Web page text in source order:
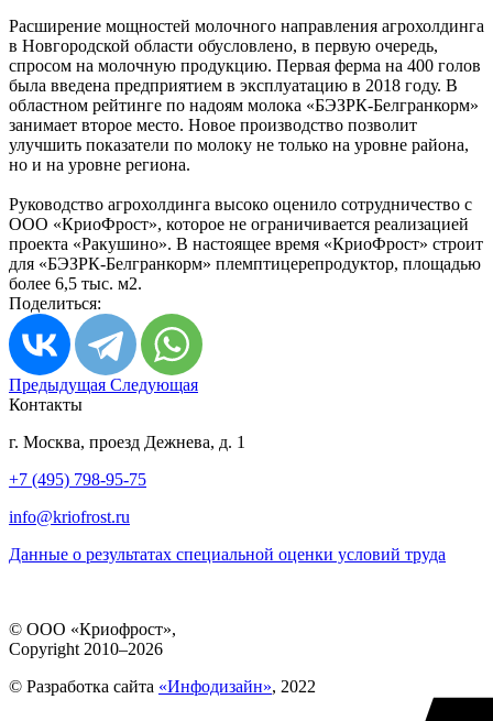
Расширение мощностей молочного направления агрохолдинга
в Новгородской области обусловлено, в первую очередь,
спросом на молочную продукцию. Первая ферма на 400 голов
была введена предприятием в эксплуатацию в 2018 году. В
областном рейтинге по надоям молока «БЭЗРК-Белгранкорм»
занимает второе место. Новое производство позволит
улучшить показатели по молоку не только на уровне района,
но и на уровне региона.
Руководство агрохолдинга высоко оценило сотрудничество с
ООО «КриоФрост», которое не ограничивается реализацией
проекта «Ракушино». В настоящее время «КриоФрост» строит
для «БЭЗРК-Белгранкорм» племптицерепродуктор, площадью
более 6,5 тыс. м2.
Поделиться:
Предыдущая Следующая
Контакты
г. Москва, проезд Дежнева, д. 1
+7 (495) 798-95-75
info@kriofrost.ru
Данные о результатах специальной оценки условий труда
© ООО «Криофрост»,
Copyright 2010–2026
© Разработка сайта «Инфодизайн», 2022